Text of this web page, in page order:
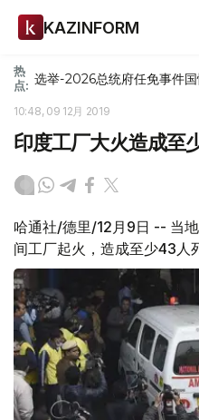
KAZINFORM
热
点: 选举-2026总统府任免事件
10:48, 09 12月 2019
印度工厂大火造成至
哈通社/德里/12月9日 -- 当
间工厂起火，造成至少43人